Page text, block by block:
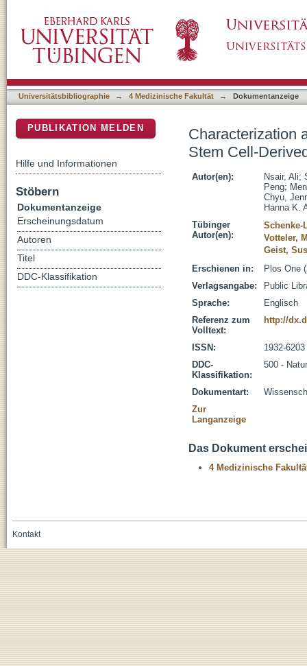
Cardiovascular Progenitor Cells
Universitätsbibliographie → 4 Medizinische Fakultät → Dokumentanzeige
Characterization
Stem Cell-
Autor(en): Nsair, Ali;
Peng;
Chyu,
Hanna K.
Tübinger
Autor(en):
Schenke-
Votteler,
Geist,
Erschienen in:
Plos One
Verlagsangabe:
Public
Sprache:
Englisch
Referenz zum
Volltext:
http://
ISSN:
1932-6203
DDC-
Klassifikation:
500 -
Dokumentart:
Zur
Langanzeige
Das Dokument
4 Medizinische
PUBLIKATION MELDEN
Hilfe und Informationen
Stöbern
Dokumentanzeige
Erscheinungsdatum
Autoren
Titel
DDC-Klassifikation
Kontakt